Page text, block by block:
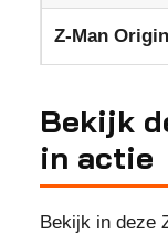
Z-Man
Bekijk
in actie
Bekijk in deze